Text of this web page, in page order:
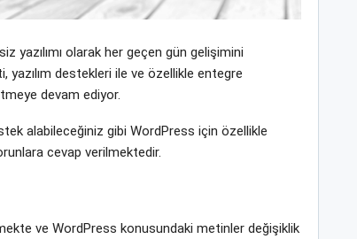
yazılımı olarak her geçen gün gelişimini
destekleri ile ve özellikle entegre
devam ediyor.
alabileceğiniz gibi WordPress için özellikle
cevap verilmektedir.
ve WordPress konusundaki metinler değişiklik